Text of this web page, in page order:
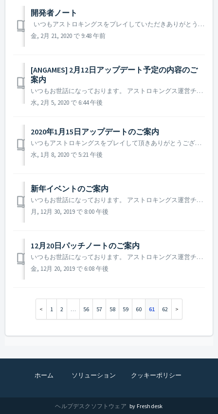
開発者ノート
いつもアストロキングスをプレイしていただきありがとうございます。アストロキングス制作PDです。 2020年といえばその昔、未来世界を語る時に度々言及される想像の世界の年度でもありました。 ところがいつしか、2020年は私たちの現実となっていました。 SF戦略MMOジャンルを標榜するアストロキン...
金, 2月 21, 2020 で 9:48 午前
[ANGAMES] 2月12日アップデート予定の内容のご
案内
いつもお世話になっております。 アストロキングス運営チームです。 2月12日のアップデート予定の内容についてご案内致します。 ※ 本内容は、実際のアップデート時には一部内容が変更される場合がございます。その際には別途ご案内致します。 ▶ 2月12日アップデート予定の内容 ...
水, 2月 5, 2020 で 6:44 午後
2020年1月15日アップデートのご案内
いつもアストロキングスをプレイして頂きありがとうございます。アストロキングス運営チームです。 2020年、庚子の年が幸せな年となりますようお祈り申し上げます。 本年も何卒宜しくお願い申し上げます。 2020年1月15日実施されるアップデートについてご案内致します。 ▶ 2020年...
水, 1月 8, 2020 で 5:21 午後
新年イベントのご案内
いつもお世話になっております。 アストロキングス運営チームです。 12月31日のメンテナンス後に開始される新年イベントについてご案内致します。 ▶️ 新年イベントのご案内 - イベント開催期間：2019年12月31日12 : 00 ~ 2020年1月15日 09 : 00 (15日間)...
月, 12月 30, 2019 で 8:00 午後
12月20日パッチノートのご案内
いつもお世話になっております。 アストロキングス運営チームです。 2019年12月20日に行われるパッチノートについてご案内いたします。 ▶ パッチノートのご案内 - 特定の機器において画面が正常に表示されない問題解決 (iOS - 解像度異常現象) - 特定の機器においてヘル...
金, 12月 20, 2019 で 6:08 午後
1 2 … 56 57 58 59 60 61 62
ホーム ソリューション クッキーポリシー
ヘルプデスクソフトウェア by Freshdesk